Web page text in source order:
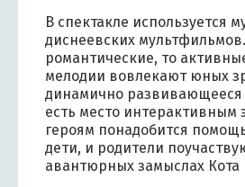
В спектакле используется
диснеевских
романтические, то
мелодии вовлекают юных
динамично развивающееся
есть место интерактивным
героям понадобится
дети, и родители
авантюрных замыслах Кота